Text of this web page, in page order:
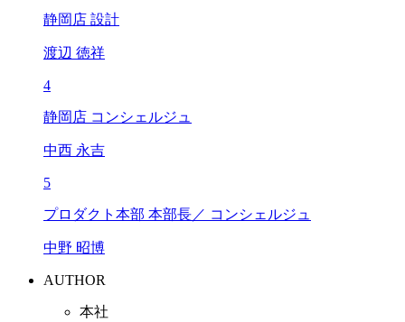
静岡店 設計
渡辺 徳祥
4
静岡店 コンシェルジュ
中西 永吉
5
プロダクト本部 本部長／ コンシェルジュ
中野 昭博
AUTHOR
本社